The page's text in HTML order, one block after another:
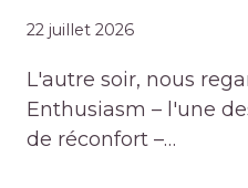
22 juillet 2026
L'autre soir, nous
Enthusiasm – l'une
de réconfort –…